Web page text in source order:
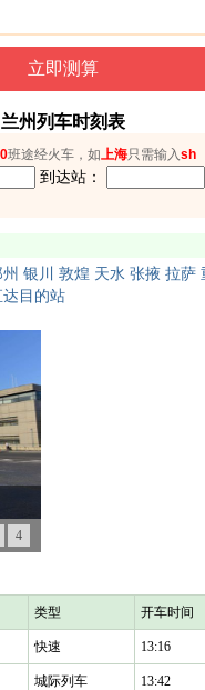
兰州列车时刻表
班途经火车，如 上海只需输入 sh
到达站：
银川 敦煌 天水 张掖 拉萨
达目的站
4
类型 开车时间
快速 13:16
城际列车 13:42